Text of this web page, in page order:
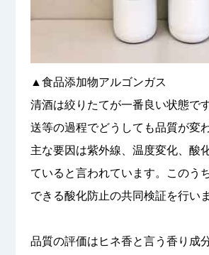
▲食品添加物アルゴンガス
清酒は絞りたてが一番良い状態で
送等の過程でどうしても品質が変
主な要因は紫外線、温度変化、酸
ていると言われています。このう
できる酸化防止の共同検証を行い
品質の評価はヒネ香と言う香り成